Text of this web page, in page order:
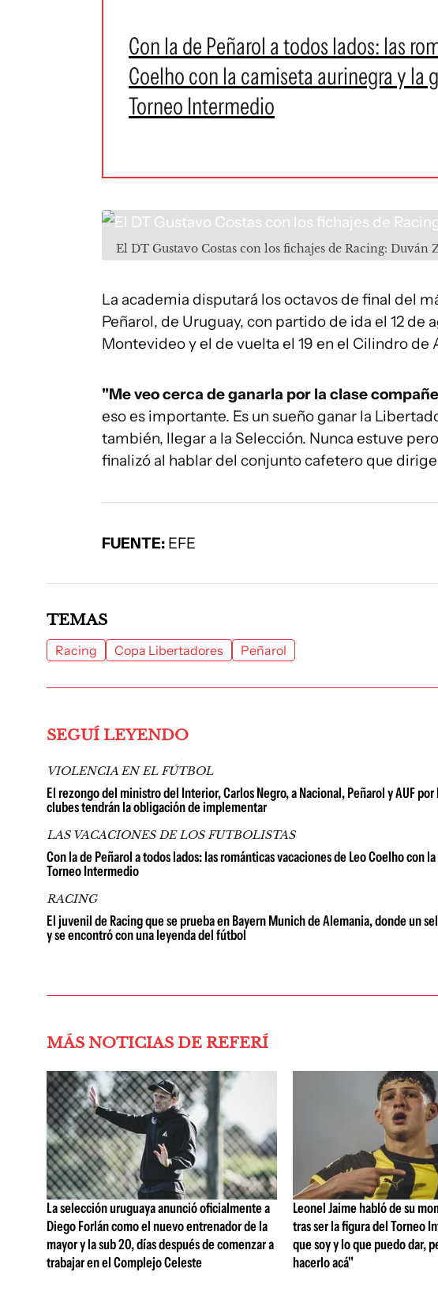
Con la de Peñarol a todos lados: las
Coelho con la camiseta aurinegra y la
Torneo Intermedio
El DT Gustavo Costas con los fichajes de Racing: Duván
La academia disputará los octavos de final del
Peñarol, de Uruguay, con partido de ida el 12 de
Montevideo y el de vuelta el 19 en el Cilindro de
"Me veo cerca de ganarla por la clase
eso es importante. Es un sueño ganar la
también, llegar a la Selección. Nunca estuve
finalizó al hablar del conjunto cafetero que
FUENTE: EFE
TEMAS
Racing Copa Libertadores Peñarol
SEGUÍ LEYENDO
VIOLENCIA EN EL FÚTBOL
El rezongo del ministro del Interior, Carlos Negro, a Nacional, Peñarol y AUF
clubes tendrán la obligación de implementar
LAS VACACIONES DE LOS FUTBOLISTAS
Con la de Peñarol a todos lados: las románticas vacaciones de Leo Coelho con
Torneo Intermedio
RACING
El juvenil de Racing que se prueba en Bayern Munich de Alemania, donde un
y se encontró con una leyenda del fútbol
MÁS NOTICIAS DE REFERÍ
La selección uruguaya anunció oficialmente a
Diego Forlán como el nuevo entrenador de la
mayor y la sub 20, días después de comenzar a
trabajar en el Complejo Celeste
Leonel Jaime habló de su
tras ser la figura del Torneo
que soy y lo que puedo dar,
hacerlo acá"